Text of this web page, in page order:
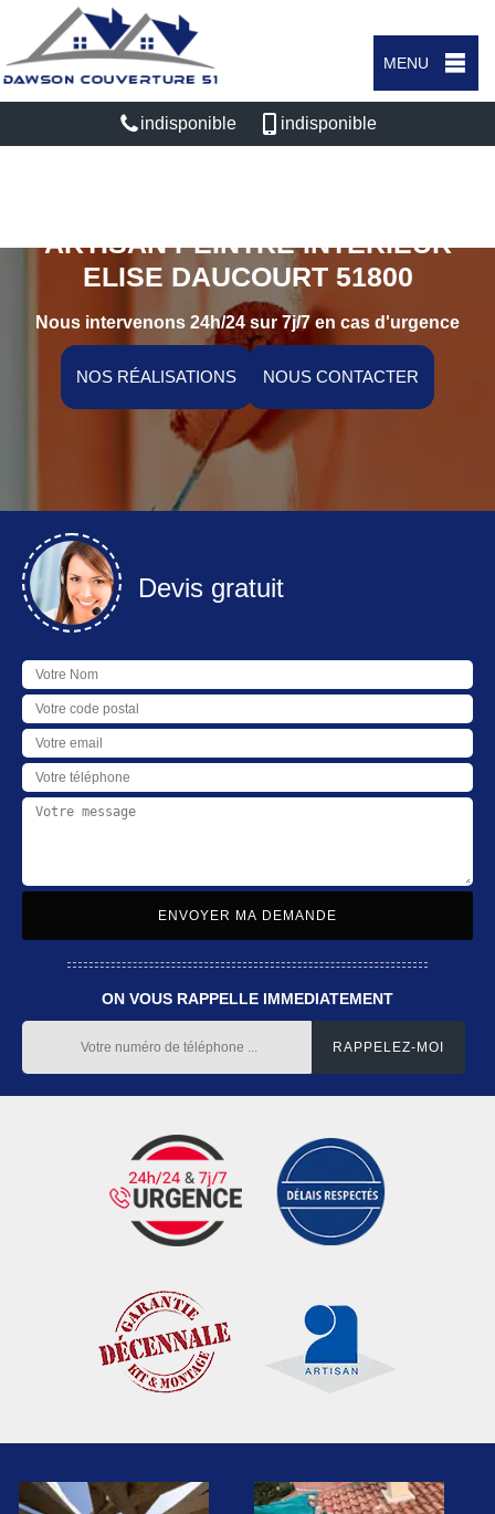
MENU
indisponible indisponible
ARTISAN PEINTRE INTÉRIEUR
ELISE DAUCOURT 51800
Nous intervenons 24h/24 sur 7j/7 en cas d'urgence
NOS RÉALISATIONS NOUS CONTACTER
Devis gratuit
ON VOUS RAPPELLE IMMEDIATEMENT